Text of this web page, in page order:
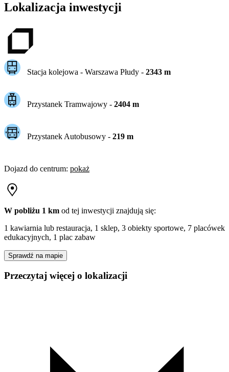
Lokalizacja inwestycji
Stacja kolejowa - Warszawa Płudy- 2343m
Przystanek Tramwajowy - 2404m
Przystanek Autobusowy - 219m
Dojazd do centrum: pokaż
W pobliżu 1 km od tej inwestycji znajdują się:
1 kawiarnia lub restauracja, 1 sklep, 3 obiekty sportowe, 7 placówek
edukacyjnych, 1 plac zabaw
Sprawdź na mapie
Przeczytaj więcej o lokalizacji